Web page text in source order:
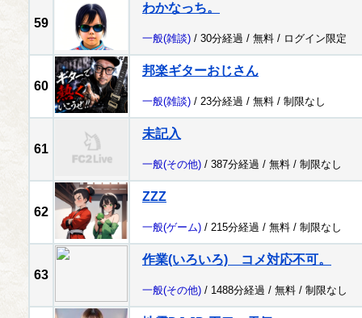
59
わかなっち。
一般(雑談) / 30分経過 / 無料 / ログイン限定
60
邦楽ギターおじさん
一般(雑談) / 23分経過 / 無料 / 制限なし
61
未記入
一般(その他) / 387分経過 / 無料 / 制限なし
62
ZZZ
一般(ゲーム) / 215分経過 / 無料 / 制限なし
63
作業(いろいろ) コメ対応不可。
一般(その他) / 1488分経過 / 無料 / 制限なし